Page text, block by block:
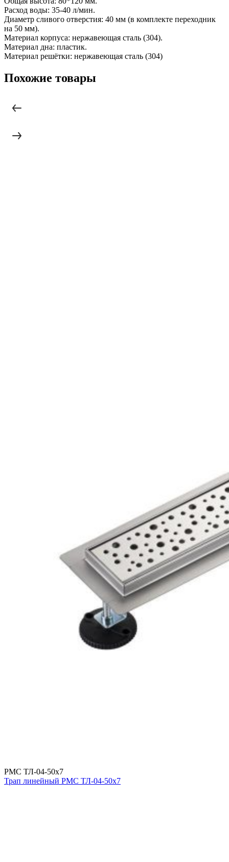
Расход воды: 35-40 л/мин.
Диаметр сливого отверстия: 40 мм (в комплекте переходник
на 50 мм).
Материал корпуса: нержавеющая сталь (304).
Материал дна: пластик.
Материал решётки: нержавеющая сталь (304)
Похожие товары
РМС ТЛ-04-50х7
Трап линейный РМС ТЛ-04-50х7